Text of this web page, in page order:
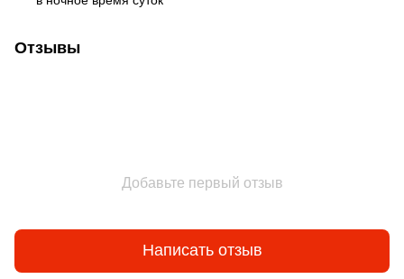
Отзывы
Добавьте первый отзыв
Написать отзыв